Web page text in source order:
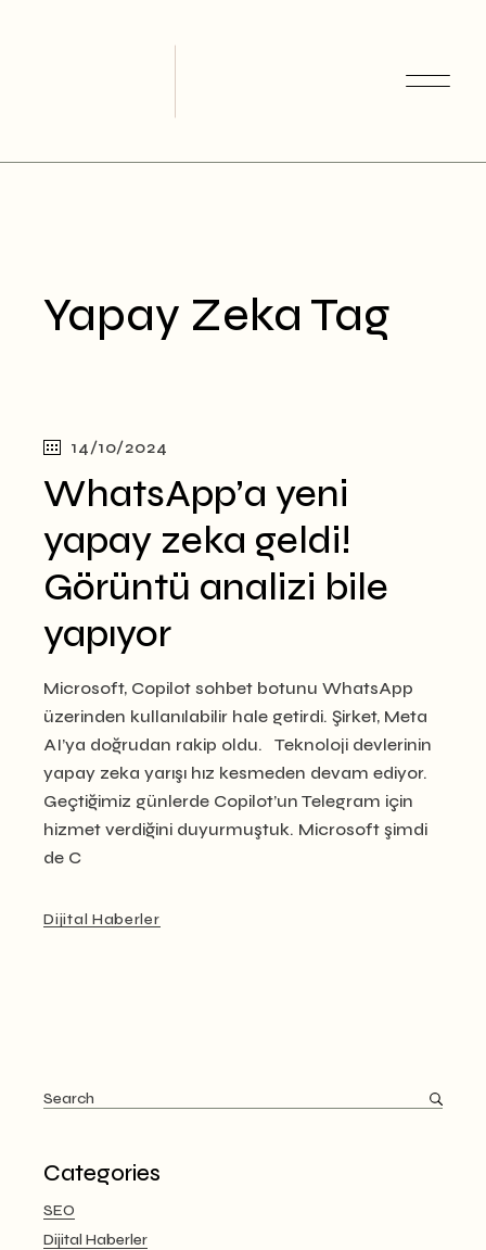
Yapay Zeka Tag
14/10/2024
WhatsApp’a yeni
yapay zeka geldi!
Görüntü analizi bile
yapıyor
Microsoft, Copilot sohbet botunu WhatsApp
üzerinden kullanılabilir hale getirdi. Şirket, Meta
AI’ya doğrudan rakip oldu. Teknoloji devlerinin
yapay zeka yarışı hız kesmeden devam ediyor.
Geçtiğimiz günlerde Copilot’un Telegram için
hizmet verdiğini duyurmuştuk. Microsoft şimdi
de C
Dijital Haberler
Search
for:
Categories
SEO
Dijital Haberler